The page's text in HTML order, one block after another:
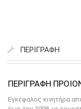
ΠΕΡΙΓΡΑΦΉ
Εγκέφαλος κινητήρα